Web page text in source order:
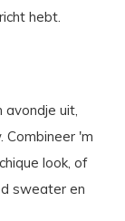
hebt.
uit,
Combineer 'm
look, of
sweater en